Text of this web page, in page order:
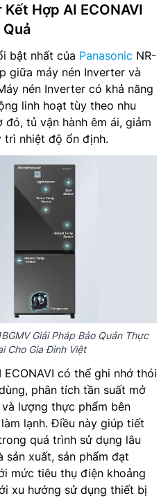
Hợp AI ECONAVI
bật nhất của Panasonic NR-
giữa máy nén Inverter và
nén Inverter có khả năng
linh hoạt tùy theo nhu
tủ vận hành êm ái, giảm
trì nhiệt độ ổn định.
Giải Pháp Bảo Quản Thực
Cho Gia Đình Việt
có thể ghi nhớ thói
phân tích tần suất mở
lượng thực phẩm bên
lạnh. Điều này giúp tiết
quá trình sử dụng lâu
sản xuất, sản phẩm đạt
mức tiêu thụ điện khoảng
xu hướng sử dụng thiết bị